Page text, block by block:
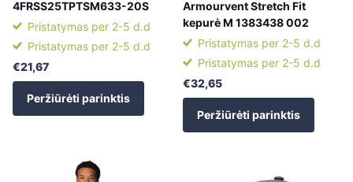
4FRSS25TPTSM633-20S
Pristatymas per 2-5 d.d
Pristatymas per 2-5 d.d
€21,67
Peržiūrėti parinktis
Armourvent Stretch Fit
kepurė M 1383438 002
Pristatymas per 2-5 d.d
Pristatymas per 2-5 d.d
€32,65
Peržiūrėti parinktis